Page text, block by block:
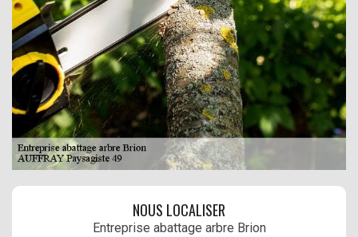
NOUS LOCALISER
Entreprise abattage arbre Brion